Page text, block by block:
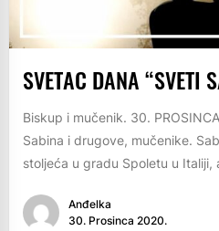
SVETAC DANA “SVETI
Biskup i mučenik. 30.
Sabina i drugove, mučenike.
stoljeća u gradu Spoletu u Italiji,
Anđelka
30. Prosinca 2020.